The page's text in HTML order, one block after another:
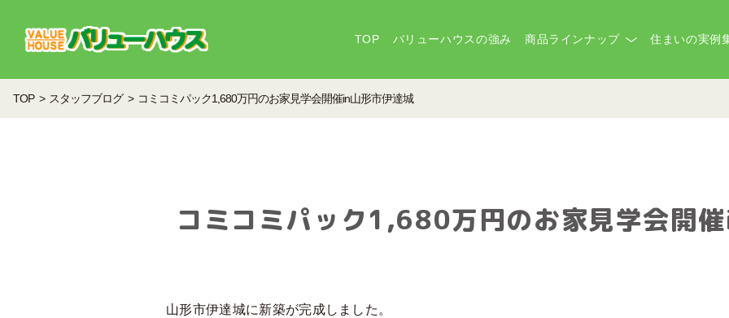
TOP バリューハウスの強み 商品ラインナップ 住まいの実例
TOP スタッフブログ コミコミパック1,680万円のお家見学会開催in山形市伊達城
コミコミパック1,680万円のお家見学会開
山形市伊達城に新築が完成しました。